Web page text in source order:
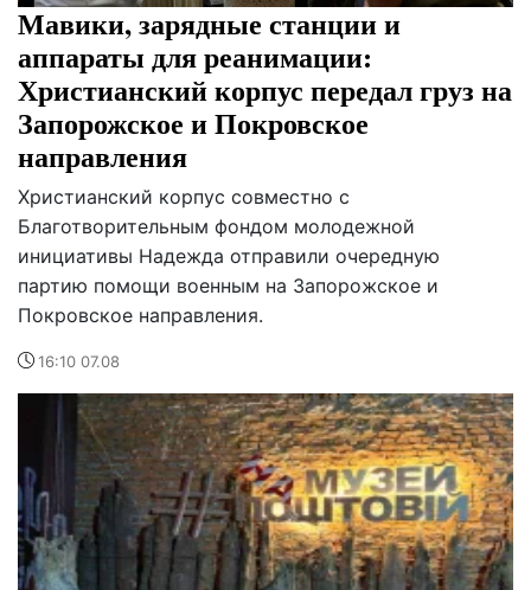
Мавики, зарядные станции и
аппараты для реанимации:
Христианский корпус передал груз на
Запорожское и Покровское
направления
Христианский корпус совместно с
Благотворительным фондом молодежной
инициативы Надежда отправили очередную
партию помощи военным на Запорожское и
Покровское направления.
16:10 07.08